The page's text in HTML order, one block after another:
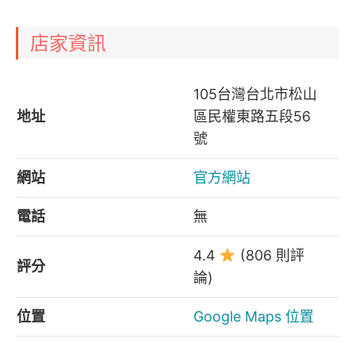
店家資訊
地址
105台灣台北市松山
區民權東路五段56
號
網站 官方網站
電話 無
評分
4.4
(806 則評
論)
位置 Google Maps 位置